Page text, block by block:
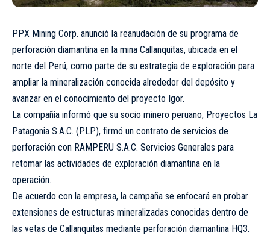
PPX Mining Corp. anunció la reanudación de su programa de
perforación diamantina en la mina Callanquitas, ubicada en el
norte del Perú, como parte de su estrategia de exploración para
ampliar la mineralización conocida alrededor del depósito y
avanzar en el conocimiento del proyecto Igor.
La compañía informó que su socio minero peruano, Proyectos La
Patagonia S.A.C. (PLP), firmó un contrato de servicios de
perforación con RAMPERU S.A.C. Servicios Generales para
retomar las actividades de exploración diamantina en la
operación.
De acuerdo con la empresa, la campaña se enfocará en probar
extensiones de estructuras mineralizadas conocidas dentro de
las vetas de Callanquitas mediante perforación diamantina HQ3.